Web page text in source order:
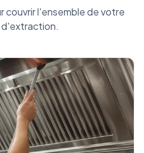
couvrir l'ensemble de votre